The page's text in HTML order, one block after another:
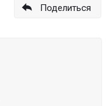
Поделиться